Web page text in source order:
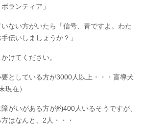
ランティア」
ない方がいたら「信号、青ですよ。わた
伝いしましょうか？」
けてください。
としている方が3000人以上・・・盲導犬
現在）
がいがある方が約400人いるそうですが、
はなんと、2人・・・